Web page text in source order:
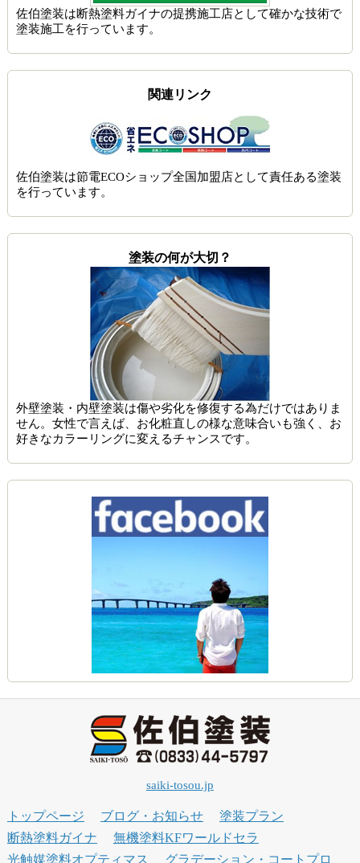
佐伯塗装は断熱塗料ガイナの提携施工店として確かな技術で
塗装施工を行っています。
関連リンク
佐伯塗装は節電ECOショップ全国加盟店として責任ある塗装
を行っています。
塗装の何が大切？
外壁塗装・内壁塗装は傷や劣化を修復する為だけではありま
せん。女性で言えば、お化粧直しの様な意味合いも強く、お
好きなカラーリングに変えるチャンスです。
saiki-tosou.jp
トップページ ブログ・お知らせ
塗装プラン
断熱塗料ガイナ
無機塗料KFワールドセラ
光触媒塗料オプティマス
グラデーション・コートプロ